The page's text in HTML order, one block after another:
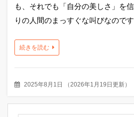
も、それでも「自分の美しさ」を
りの人間のまっすぐな叫びなので
続きを読む
2025年8月1日 （2026年1月19日更新）